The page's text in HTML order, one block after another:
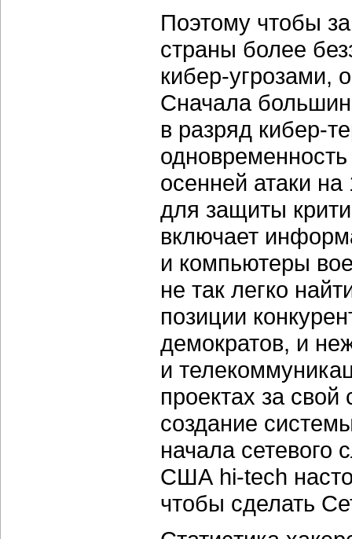
Поэтому чтобы
страны более
кибер-угрозами,
Сначала
в разряд кибер-
осенней атаки
для защиты
включает
и компьютеры
не так легко
позиции
демократов, и
и
проектах за свой
создание
начала
США hi-tech
чтобы сделать